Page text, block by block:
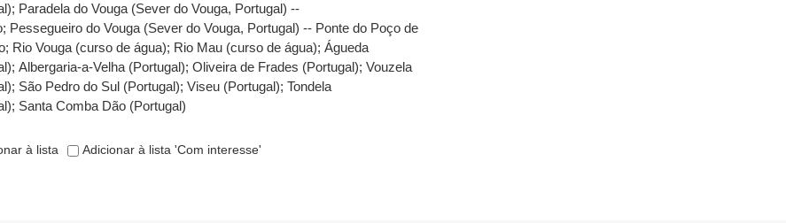
; Paradela do Vouga (Sever do Vouga, Portugal) --
; Pessegueiro do Vouga (Sever do Vouga, Portugal) -- Ponte do Poço de
; Rio Vouga (curso de água); Rio Mau (curso de água);Águeda
;Albergaria-a-Velha (Portugal);Oliveira de Frades (Portugal);Vouzela
; São Pedro do Sul (Portugal);Viseu (Portugal);Tondela
; Santa Comba Dão (Portugal)
à lista Adicionar à lista 'Com interesse'